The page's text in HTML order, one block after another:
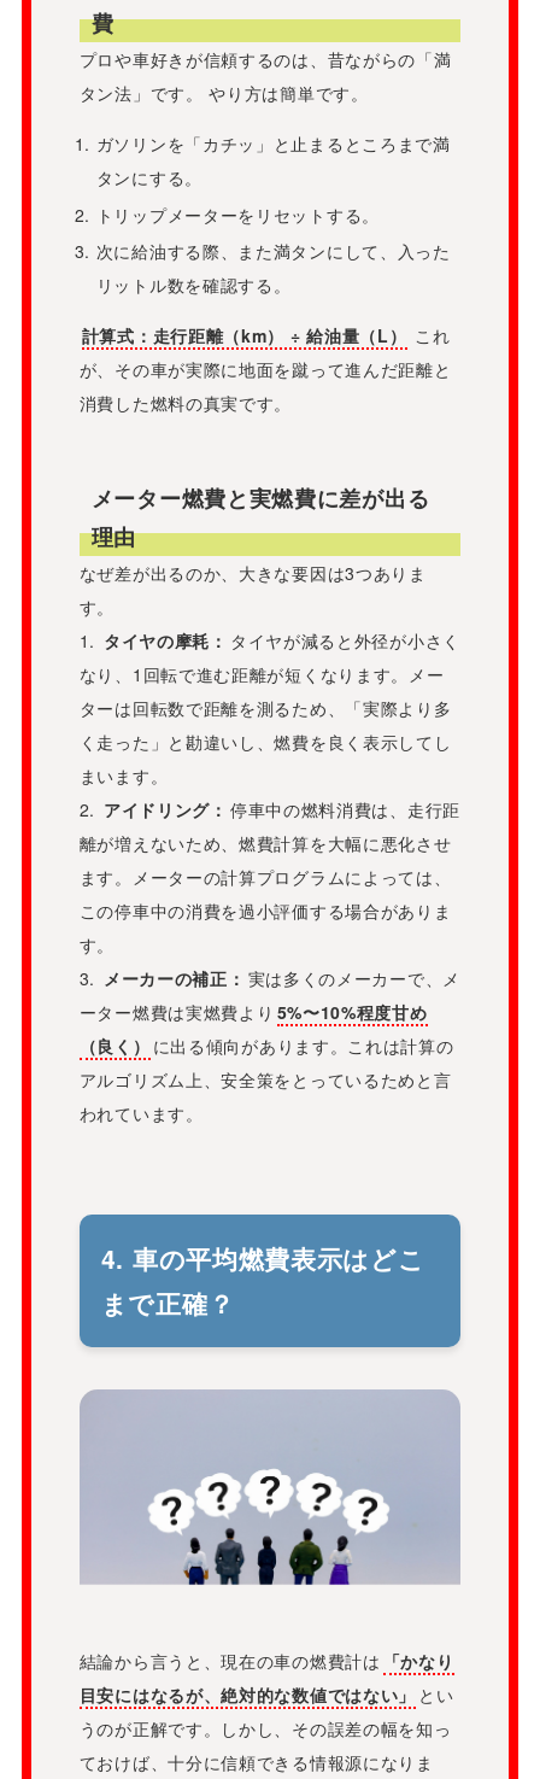
費
プロや車好きが信頼するのは、昔ながらの「満
タン法」です。 やり方は簡単です。
ガソリンを「カチッ」と止まるところまで満
タンにする。
トリップメーターをリセットする。
次に給油する際、また満タンにして、入った
リットル数を確認する。
計算式：走行距離（km） ÷ 給油量（L）
これ
が、その車が実際に地面を蹴って進んだ距離と
消費した燃料の真実です。
メーター燃費と実燃費に差が出る
理由
なぜ差が出るのか、大きな要因は3つありま
す。
1. タイヤの摩耗： タイヤが減ると外径が小さく
なり、1回転で進む距離が短くなります。メー
ターは回転数で距離を測るため、「実際より多
く走った」と勘違いし、燃費を良く表示してし
まいます。
2. アイドリング： 停車中の燃料消費は、走行距
離が増えないため、燃費計算を大幅に悪化させ
ます。メーターの計算プログラムによっては、
この停車中の消費を過小評価する場合がありま
す。
3. メーカーの補正： 実は多くのメーカーで、メ
ーター燃費は実燃費より 5%〜10%程度甘め
（良く） に出る傾向があります。これは計算の
アルゴリズム上、安全策をとっているためと言
われています。
4. 車の平均燃費表示はどこ
まで正確？
結論から言うと、現在の車の燃費計は 「かなり
目安にはなるが、絶対的な数値ではない」 とい
うのが正解です。しかし、その誤差の幅を知っ
ておけば、十分に信頼できる情報源になりま